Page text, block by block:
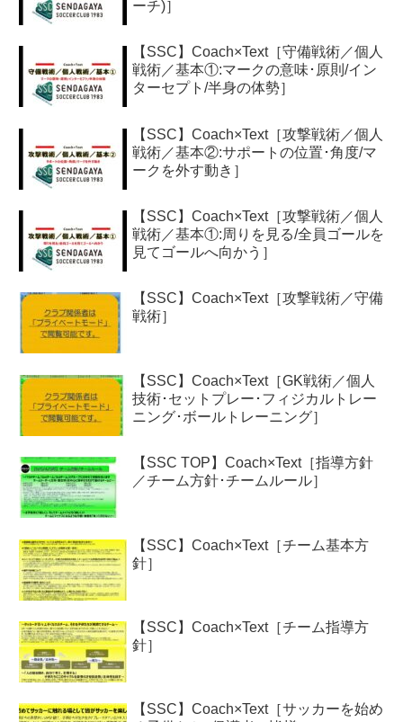
ーチ)］
【SSC】Coach×Text［守備戦術／個人
戦術／基本①:マークの意味･原則/イン
ターセプト/半身の体勢］
【SSC】Coach×Text［攻撃戦術／個人
戦術／基本②:サポートの位置･角度/マ
ークを外す動き］
【SSC】Coach×Text［攻撃戦術／個人
戦術／基本①:周りを見る/全員ゴールを
見てゴールへ向かう］
【SSC】Coach×Text［攻撃戦術／守備
戦術］
【SSC】Coach×Text［GK戦術／個人
技術･セットプレー･フィジカルトレー
ニング･ボールトレーニング］
【SSC TOP】Coach×Text［指導方針
／チーム方針･チームルール］
【SSC】Coach×Text［チーム基本方
針］
【SSC】Coach×Text［チーム指導方
針］
【SSC】Coach×Text［サッカーを始め